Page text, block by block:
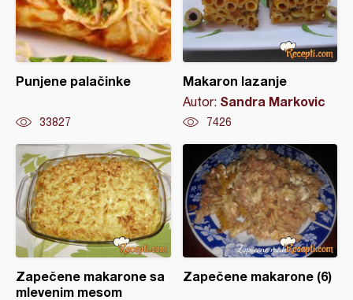
Punjene palačinke
33827
Makaron lazanje
Autor: Sandra Markovic
7426
Zapečene makarone sa
mlevenim mesom
Zapečene makarone (6)